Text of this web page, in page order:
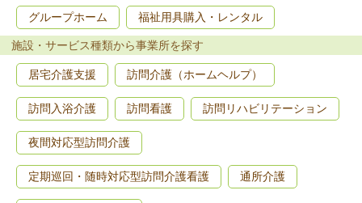
グループホーム 福祉用具購入・レンタル
施設・サービス種類から事業所を探す
居宅介護支援 訪問介護（ホームヘルプ）
訪問入浴介護 訪問看護 訪問リハビリテーション
夜間対応型訪問介護
定期巡回・随時対応型訪問介護看護 通所介護